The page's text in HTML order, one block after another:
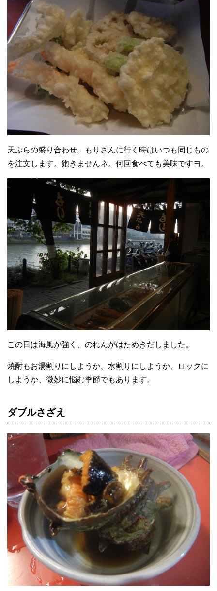
天ぷらの盛り合わせ。もりさんに行く時はいつも同じもの
を注文します。飽きませんネ。何回食べても美味ですヨ。
この日は海風が強く、のれんがはためきだしました。
焼酎もお湯割りにしようか、水割りにしようか、ロックに
しようか、微妙に悩む季節でもあります。
ダブルさざえ